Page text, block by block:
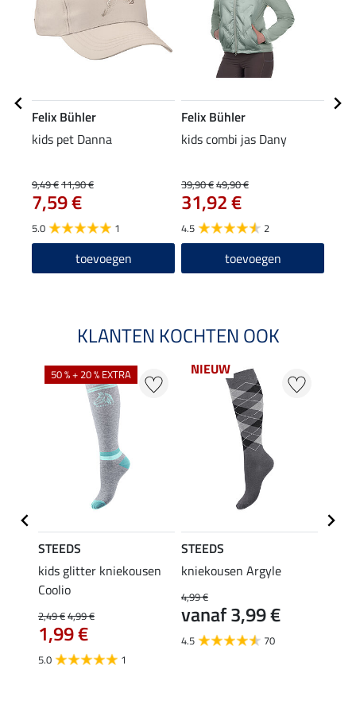
Felix Bühler
kids pet Danna
9,49 €11,90 €
7,59 €
5.0 1
toevoegen
Felix Bühler
kids combi jas Dany
39,90 €49,90 €
31,92 €
4.5 2
toevoegen
KLANTEN KOCHTEN OOK
50 % + 20 % EXTRA
STEEDS
kids glitter kniekousen
Coolio
2,49 €4,99 €
1,99 €
5.0 1
NIEUW
STEEDS
kniekousen Argyle
4,99 €
vanaf 3,99 €
4.5 70